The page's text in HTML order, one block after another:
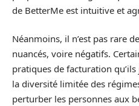
de BetterMe est intuitive et
Néanmoins, il n’est pas rare
nuancés, voire négatifs.
pratiques de facturation
la diversité limitée des
perturber les personnes aux